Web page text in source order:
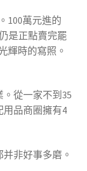
100萬元進的
是正點賣完罷
輝時的寫照。
從一家不到35
品商圈擁有4
非好事多磨。